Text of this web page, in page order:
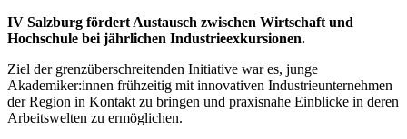
IV Salzburg fördert Austausch zwischen Wirtschaft und
Hochschule bei jährlichen Industrieexkursionen.
Ziel der grenzüberschreitenden Initiative war es, junge
Akademiker:innen frühzeitig mit innovativen Industrieunternehmen
der Region in Kontakt zu bringen und praxisnahe Einblicke in deren
Arbeitswelten zu ermöglichen.